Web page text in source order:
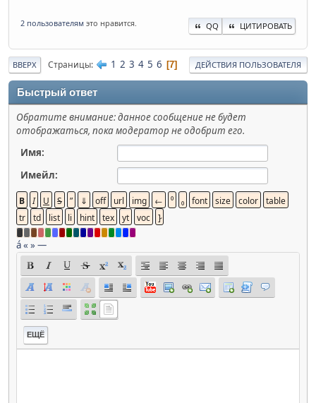
2 пользователям это нравится. QQ ЦИТИРОВАТЬ
ВВЕРХ Страницы 1 2 3 4 5 6 7 ДЕЙСТВИЯ ПОЛЬЗОВАТЕЛЯ
Быстрый ответ
Обратите внимание: данное сообщение не будет
отображаться, пока модератор не одобрит его.
Имя:
Имейл:
á« »—
ЕЩЁ